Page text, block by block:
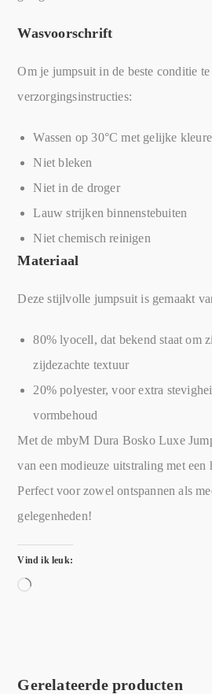
Wasvoorschrift
Om je jumpsuit in de beste conditie
verzorgingsinstructies:
Wassen op 30°C met gelijke
Niet bleken
Niet in de droger
Lauw strijken binnenstebuiten
Niet chemisch reinigen
Materiaal
Deze stijlvolle jumpsuit is gemaakt
80% lyocell, dat bekend staat om
zijdezachte textuur
20% polyester, voor extra
vormbehoud
Met de mbyM Dura Bosko Luxe
van een modieuze uitstraling met een
Perfect voor zowel ontspannen als
gelegenheden!
Vind ik leuk:
Gerelateerde producten